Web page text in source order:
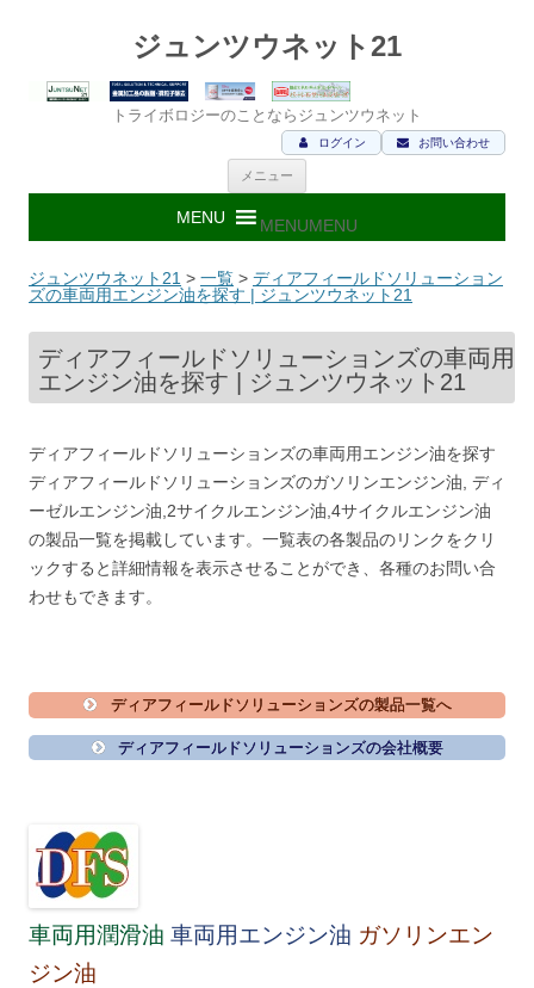
ジュンツウネット21
トライボロジーのことならジュンツウネット
お問い合わせ
ログイン
メニュー
ン
ツ
ス
キ
ッ
MENUMENU
ジュンツウネット21 > 一覧 > ディアフィールドソリューション
ズの車両用エンジン油を探す | ジュンツウネット21
ディアフィールドソリューションズの車両用
エンジン油を探す | ジュンツウネット21
ディアフィールドソリューションズの車両用エンジン油を探す
ディアフィールドソリューションズのガソリンエンジン油, ディ
ーゼルエンジン油,2サイクルエンジン油,4サイクルエンジン油
の製品一覧を掲載しています。一覧表の各製品のリンクをクリ
ックすると詳細情報を表示させることができ、各種のお問い合
わせもできます。
ディアフィールドソリューションズの製品一覧へ
ディアフィールドソリューションズの会社概要
車両用潤滑油 車両用エンジン油 ガソリンエン
ジン油